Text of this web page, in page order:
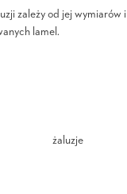
zależy od jej wymiarów i
lamel.